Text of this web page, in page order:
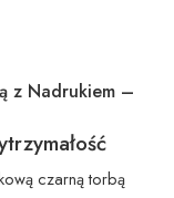
z Nadrukiem –
czarną torbą